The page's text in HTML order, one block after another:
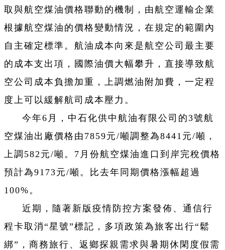
取與航空煤油價格聯動的機制，由航空運輸企業
根據航空煤油的價格變動情況，在規定的範圍內
自主確定標準。 航油成本向來是航空公司最主要
的成本支出項，國際油價大幅攀升，直接導致航
空公司成本負擔加重，上調燃油附加費，一定程
度上可以緩解航司成本壓力。
今年6月，中石化供中航油有限公司的3號航
空煤油出廠價格由7859元/噸調整為8441元/噸，
上調582元/噸。 7月份航空煤油進口到岸完稅價格
預計為9173元/噸。比去年同期價格漲幅超過
100%。
近期，隨著新版疫情防控方案發佈、通信行
程卡取消“星號”標記，多項政策為旅客出行“鬆
綁”，商務旅行、返鄉探親需求與暑期休閑度假需